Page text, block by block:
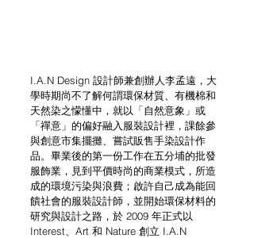
I.A.N Design 設計師兼創辦人李孟遠，大
學時期尚不了解何謂環保材質、有機棉和
天然染之懞懂中，就以「自然意象」或
「禪意」的偏好融入服裝設計裡，課餘參
與創意市集擺攤、嘗試販售手染設計作
品。畢業後的第一份工作在五分埔的批發
服飾業，見到平價時尚的商業模式，所造
成的環境污染與浪費；啟許自己成為能回
饋社會的服裝設計師，並開始環保材料的
研究與設計之路，於 2009 年正式以
Interest、Art 和 Nature 創立 I.A.N